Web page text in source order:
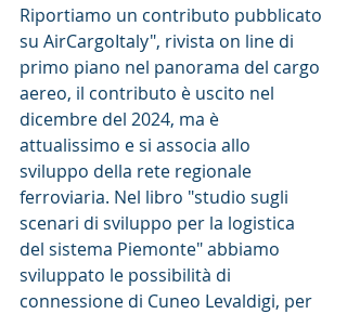
Riportiamo un contributo pubblicato
su AirCargoItaly", rivista on line di
primo piano nel panorama del cargo
aereo, il contributo è uscito nel
dicembre del 2024, ma è
attualissimo e si associa allo
sviluppo della rete regionale
ferroviaria. Nel libro "studio sugli
scenari di sviluppo per la logistica
del sistema Piemonte" abbiamo
sviluppato le possibilità di
connessione di Cuneo Levaldigi, per